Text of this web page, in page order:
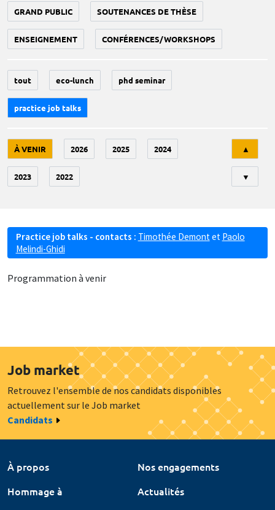
GRAND PUBLIC SOUTENANCES DE THÈSE
ENSEIGNEMENT CONFÉRENCES/WORKSHOPS
tout eco-lunch phd seminar
practice job talks
À VENIR 2026 2025 2024
2023 2022
▲
▼
Practice job talks - contacts : Timothée Demont et Paolo
Melindi-Ghidi
Programmation à venir
Job market
Retrouvez l'ensemble de nos candidats disponibles
actuellement sur le Job market
Candidats
À propos
Nos engagements
Hommage à
Actualités